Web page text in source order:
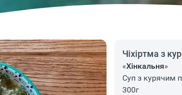
Чіхіртма з
«Хінкальня»
Суп з курячим
300г